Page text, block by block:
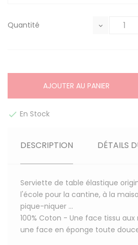
Quantité
AJOUTER AU PANIER
 En Stock
DESCRIPTION DÉTAILS
Serviette de table élastique
l'école pour la cantine, à la
pique-niquer ...
100% Coton - Une face tissu
une face en éponge toute